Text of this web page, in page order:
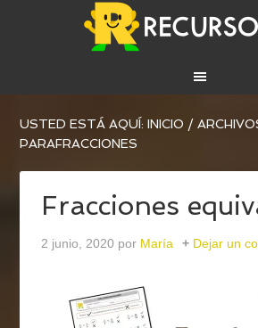
USTED ESTÁ AQUÍ:INICIO /
PARAFRACCIONES
Fracciones
2 junio, 2020 por María Dejar un